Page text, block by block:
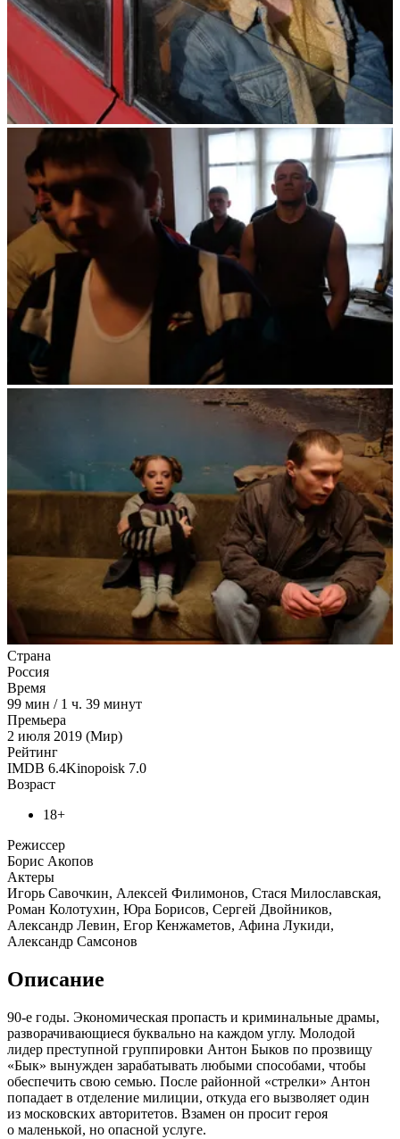
Страна
Россия
Время
99 мин / 1 ч. 39 минут
Премьера
2 июля 2019 (Мир)
Рейтинг
IMDB 6.4Kinopoisk 7.0
Возраст
18+
Режиссер
Борис Акопов
Актеры
Игорь Савочкин, Алексей Филимонов, Стася Милославская,
Роман Колотухин, Юра Борисов, Сергей Двойников,
Александр Левин, Егор Кенжаметов, Афина Лукиди,
Александр Самсонов
Описание
90-е годы. Экономическая пропасть и криминальные драмы,
разворачивающиеся буквально на каждом углу. Молодой
лидер преступной группировки Антон Быков по прозвищу
«Бык» вынужден зарабатывать любыми способами, чтобы
обеспечить свою семью. После районной «стрелки» Антон
попадает в отделение милиции, откуда его вызволяет один
из московских авторитетов. Взамен он просит героя
о маленькой, но опасной услуге.